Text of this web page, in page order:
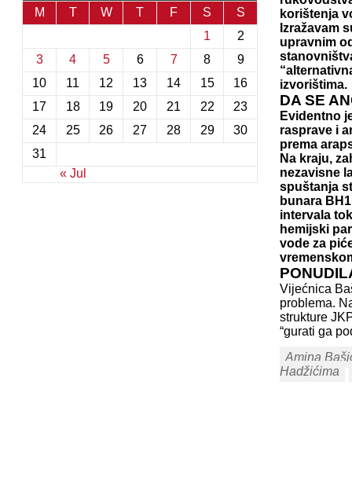
M T W T F S S
« Jul
1
2
3
4 5 6 7 8
9
10
11 12 13 14 15
16
17
18 19 20 21 22
23
24
25 26 27 28 29
30
31
korištenja
Izražavam
upravnim
izvorištima.
DA SE
Evidentno
rasprave i
prema
Na kraju,
nezavisne
spuštanja
bunara
intervala
hemijski
vode za
Vijećnica
problema.
strukture
“gurati ga
Amina
Hadžićima